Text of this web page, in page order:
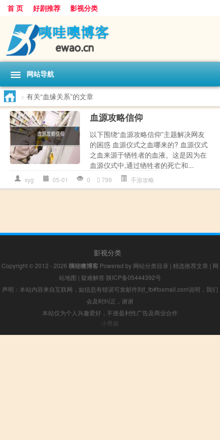
首 页 好剧推荐 影视分类
网站导航
> 有关“血缘关系”的文章
血源攻略信仰
以下围绕“血源攻略信仰”主题解决网友
的困惑 血源仪式之血哪来的? 血源仪式
之血来源于牺牲者的血液。这是因为在
血源仪式中,通过牺牲者的死亡和...
xyg 05-01 0 799 手游攻略
影视分类
Copyright © 2012 - 2026 咦哇噢博客 Powered by 网站分类目录 | 精选推荐文章 | 网
站地图 | 疑难解答 陕ICP备05444392号
声明：本站内容来自互联网，如信息有错误可发邮件到f_fb#foxmail.com说明，我们
会及时纠正，谢谢
本站仅为个人兴趣爱好，不接盈利性广告及商业合作
小男孩